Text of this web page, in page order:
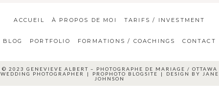
ACCUEIL À PROPOS DE MOI TARIFS / INVESTMENT
BLOG PORTFOLIO FORMATIONS / COACHINGS CONTACT
© 2023 GENEVIEVE ALBERT – PHOTOGRAPHE DE MARIAGE / OTTAWA
WEDDING PHOTOGRAPHER
| PROPHOTO BLOGSITE | DESIGN BY
JANE
JOHNSON